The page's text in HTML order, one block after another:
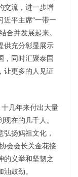
交流，进一步增
近平主席“一带一
合并发展起来。
供充分彰显展示
，同时汇聚泰国
让更多的人见证
几年来付出大量
在的几千人。
扬妈祖文化，
会会长关金花接
的义举和坚韧之
鼓劲。